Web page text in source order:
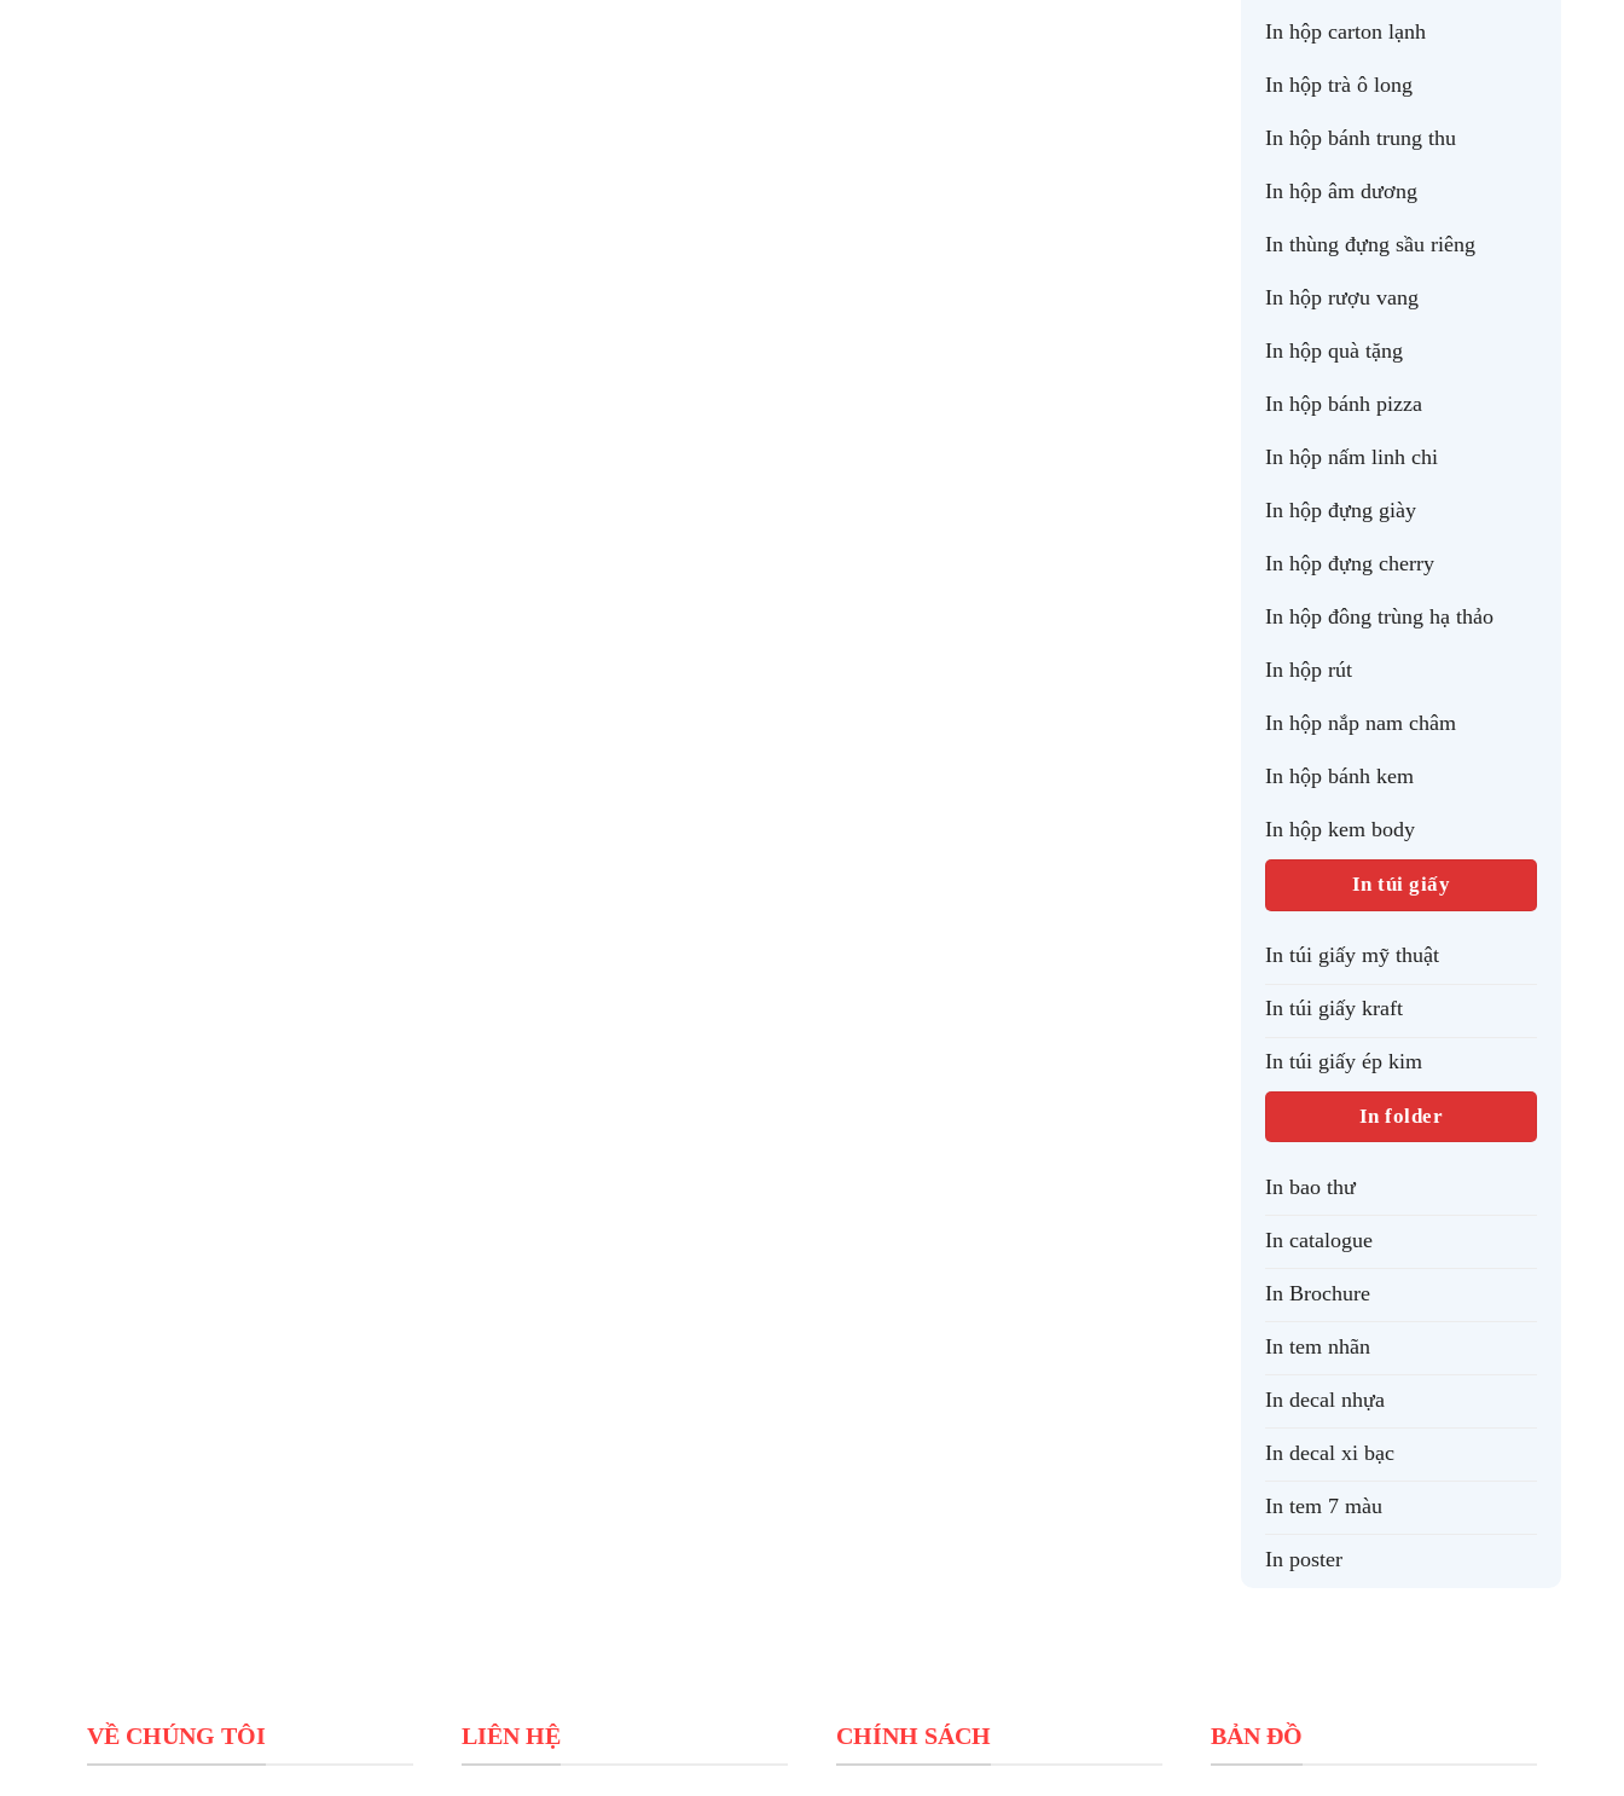
In hộp carton lạnh
In hộp trà ô long
In hộp bánh trung thu
In hộp âm dương
In thùng đựng sầu riêng
In hộp rượu vang
In hộp quà tặng
In hộp bánh pizza
In hộp nấm linh chi
In hộp đựng giày
In hộp đựng cherry
In hộp đông trùng hạ thảo
In hộp rút
In hộp nắp nam châm
In hộp bánh kem
In hộp kem body
In túi giấy
In túi giấy mỹ thuật
In túi giấy kraft
In túi giấy ép kim
In folder
In bao thư
In catalogue
In Brochure
In tem nhãn
In decal nhựa
In decal xi bạc
In tem 7 màu
In poster
VỀ CHÚNG TÔI LIÊN HỆ CHÍNH SÁCH BẢN ĐỒ